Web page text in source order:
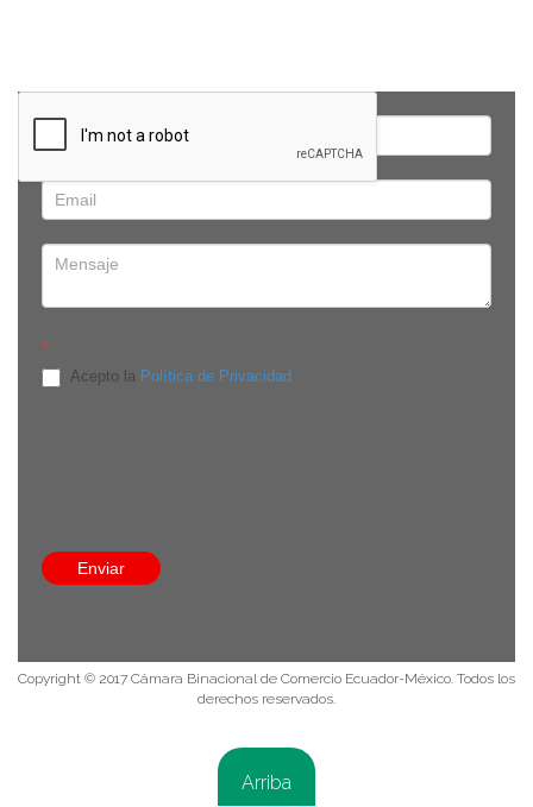
*
Acepto la Política de Privacidad
Enviar
Copyright © 2017 Cámara Binacional de Comercio Ecuador-México. Todos los
derechos reservados.
Arriba